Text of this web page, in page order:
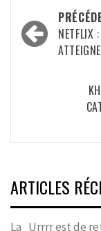
Navigation
d’article
NETFLIX
ARTICLES
La_Urrrr est de